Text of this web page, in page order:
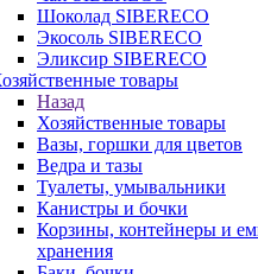
Шоколад SIBERECO
Экосоль SIBERECO
Эликсир SIBERECO
товары
Назад
Хозяйственные товары
Вазы, горшки для цветов
Ведра и тазы
Туалеты, умывальники
Канистры и бочки
Корзины, контейнеры и
хранения